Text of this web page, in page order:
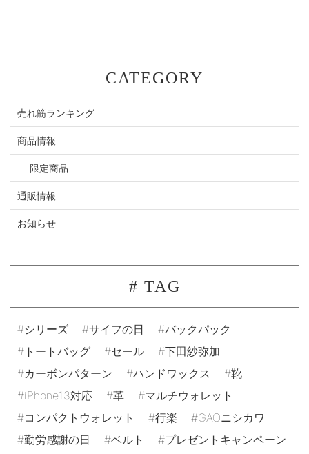
CATEGORY
売れ筋ランキング
商品情報
限定商品
通販情報
お知らせ
# TAG
シリーズ サイフの日
バックパック
トートバッグ
セール
下田紗弥加
カーボンパターン
ハンドワックス
靴
iPhone13対応
革
マルチウォレット
コンパクトウォレット
行楽
GAOニシカワ
勤労感謝の日
ベルト
プレゼントキャンペーン